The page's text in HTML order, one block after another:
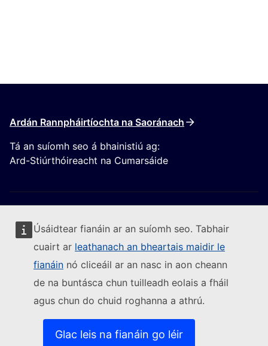
Úsáidtear fianáin ar an suíomh seo. Tabhair
cuairt ar leathanach an bheartais maidir le
fianáin nó cliceáil ar an nasc in aon cheann
de na buntásca chun tuilleadh eolais a fháil
agus chun do chuid roghanna a athrú.
Glac leis na fianáin go léir
Ardán Rannpháirtíochta na Saoránach
Tá an suíomh seo á bhainistiú ag:
Ard-Stiúrthóireacht na Cumarsáide
Lean an Coimisiún Eorpach
Sonraí teagmhála(External link)
Leochaileacht TF a thuairisciú(External link)
Teangacha ar ár suíomhanna gréasáin(External link)
(External link)